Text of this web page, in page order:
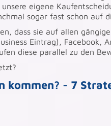
eigene
sogar fast schon auf
dass sie auf allen
Eintrag), Facebook,
diese parallel zu den
kommen? - 7